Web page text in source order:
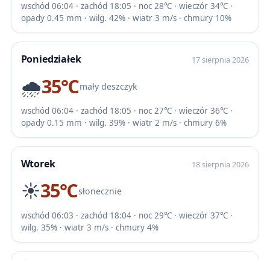
wschód 06:04 · zachód 18:05 · noc 28℃ · wieczór 34℃ ·
opady 0.45 mm · wilg. 42% · wiatr 3 m/s · chmury 10%
Poniedziałek 17 sierpnia 2026
🌧️35℃mały deszczyk
wschód 06:04 · zachód 18:05 · noc 27℃ · wieczór 36℃ ·
opady 0.15 mm · wilg. 39% · wiatr 2 m/s · chmury 6%
Wtorek 18 sierpnia 2026
☀️35℃słonecznie
wschód 06:03 · zachód 18:04 · noc 29℃ · wieczór 37℃ ·
wilg. 35% · wiatr 3 m/s · chmury 4%